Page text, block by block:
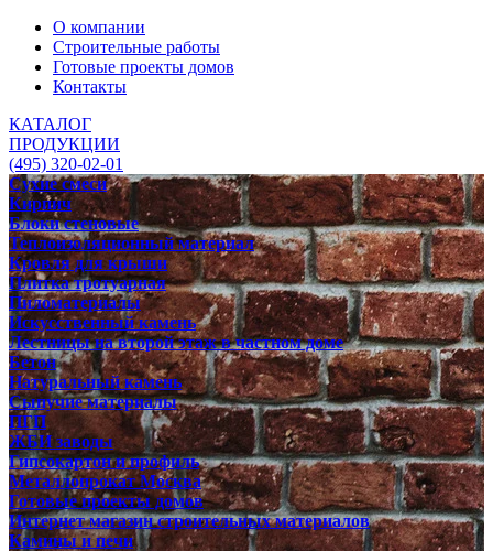
О компании
Строительные работы
Готовые проекты домов
Контакты
КАТАЛОГ
ПРОДУКЦИИ
(495) 320-02-01
Сухие смеси
Кирпич
Блоки стеновые
Теплоизоляционный материал
Кровля для крыши
Плитка тротуарная
Пиломатериалы
Искусственный камень
Лестницы на второй этаж в частном доме
Бетон
Натуральный камень
Сыпучие материалы
ПГП
ЖБИ заводы
Гипсокартон и профиль
Металлопрокат Москва
Готовые проекты домов
Интернет магазин строительных материалов
Камины и печи